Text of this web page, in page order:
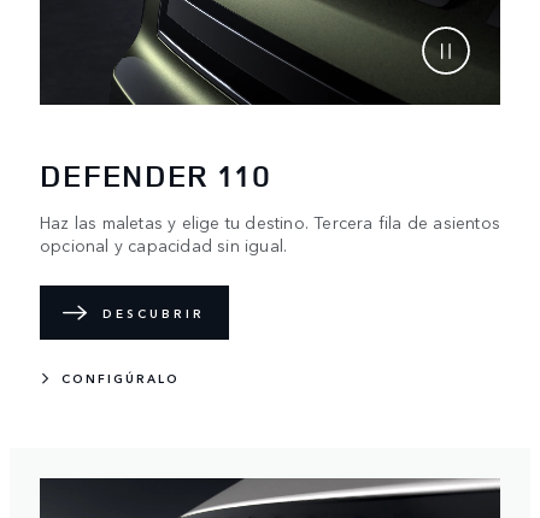
DEFENDER 110
Haz las maletas y elige tu destino. Tercera fila de asientos
opcional y capacidad sin igual.
DESCUBRIR
CONFIGÚRALO